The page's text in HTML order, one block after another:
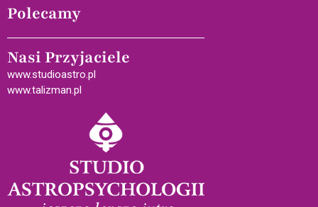
Polecamy
Nasi Przyjaciele
www.studioastro.pl
www.talizman.pl